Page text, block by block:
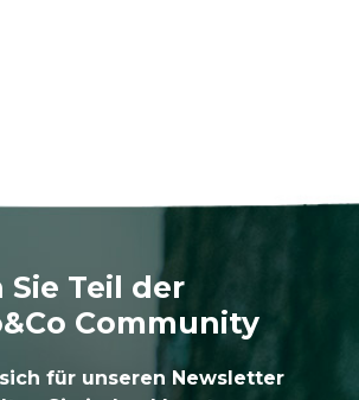
Teil der
Community
für unseren Newsletter